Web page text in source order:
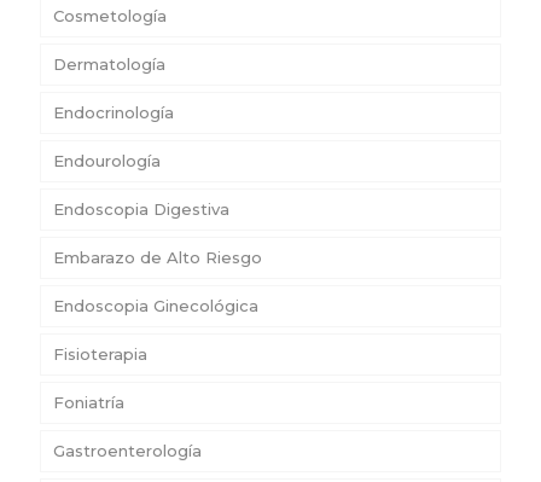
Cosmetología
Dermatología
Endocrinología
Endourología
Endoscopia Digestiva
Embarazo de Alto Riesgo
Endoscopia Ginecológica
Fisioterapia
Foniatría
Gastroenterología